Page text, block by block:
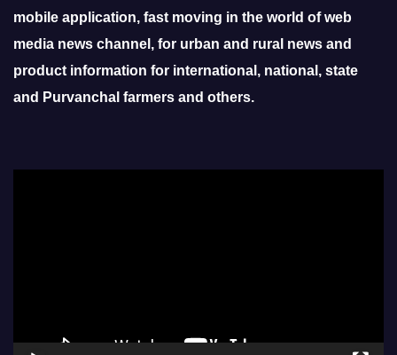
mobile application, fast moving in the world of web
media news channel, for urban and rural news and
product information for international, national, state
and Purvanchal farmers and others.